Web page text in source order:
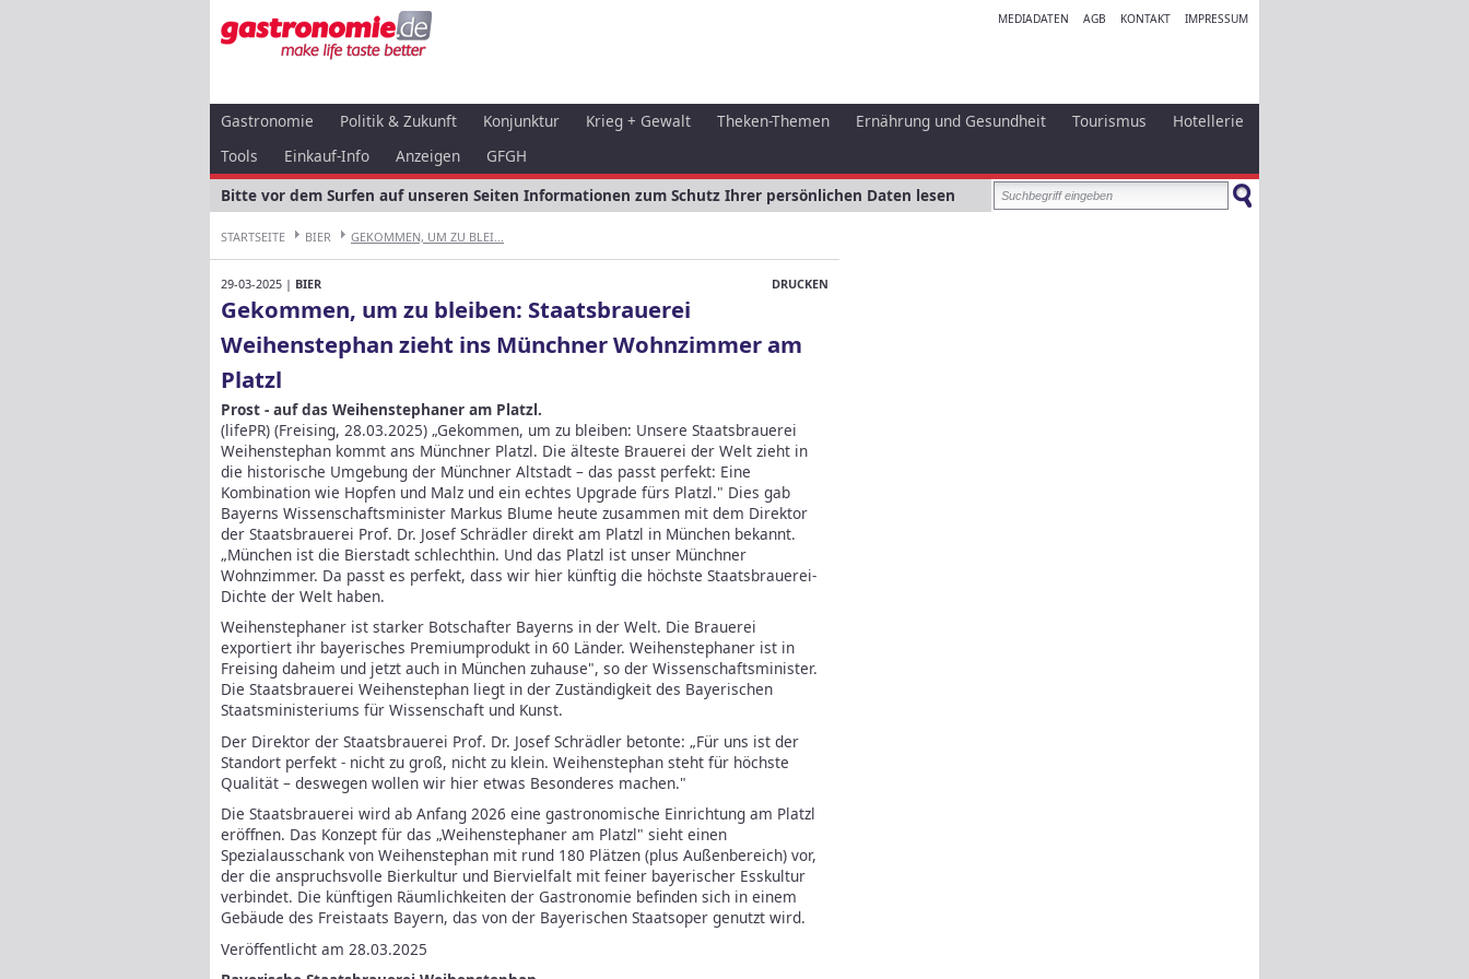
MEDIADATEN AGB KONTAKT IMPRESSUM
Gastronomie Politik & Zukunft Konjunktur Krieg + Gewalt Theken-Themen Ernährung und Gesundheit Tourismus
Hotellerie
Tools
Einkauf-Info Anzeigen
GFGH
Bitte vor dem Surfen auf unseren Seiten Informationen zum Schutz Ihrer persönlichen Daten lesen
STARTSEITE BIER GEKOMMEN, UM ZU BLEI...
DRUCKEN
29-03-2025 | BIER
Gekommen, um zu bleiben: Staatsbrauerei
Weihenstephan zieht ins Münchner Wohnzimmer am
Platzl
Prost - auf das Weihenstephaner am Platzl.
(lifePR) (Freising, 28.03.2025) „Gekommen, um zu bleiben: Unsere Staatsbrauerei
Weihenstephan kommt ans Münchner Platzl. Die älteste Brauerei der Welt zieht in
die historische Umgebung der Münchner Altstadt – das passt perfekt: Eine
Kombination wie Hopfen und Malz und ein echtes Upgrade fürs Platzl." Dies gab
Bayerns Wissenschaftsminister Markus Blume heute zusammen mit dem Direktor
der Staatsbrauerei Prof. Dr. Josef Schrädler direkt am Platzl in München bekannt.
„München ist die Bierstadt schlechthin. Und das Platzl ist unser Münchner
Wohnzimmer. Da passt es perfekt, dass wir hier künftig die höchste Staatsbrauerei-
Dichte der Welt haben.
Weihenstephaner ist starker Botschafter Bayerns in der Welt. Die Brauerei
exportiert ihr bayerisches Premiumprodukt in 60 Länder. Weihenstephaner ist in
Freising daheim und jetzt auch in München zuhause", so der Wissenschaftsminister.
Die Staatsbrauerei Weihenstephan liegt in der Zuständigkeit des Bayerischen
Staatsministeriums für Wissenschaft und Kunst.
Der Direktor der Staatsbrauerei Prof. Dr. Josef Schrädler betonte: „Für uns ist der
Standort perfekt - nicht zu groß, nicht zu klein. Weihenstephan steht für höchste
Qualität – deswegen wollen wir hier etwas Besonderes machen."
Die Staatsbrauerei wird ab Anfang 2026 eine gastronomische Einrichtung am Platzl
eröffnen. Das Konzept für das „Weihenstephaner am Platzl" sieht einen
Spezialausschank von Weihenstephan mit rund 180 Plätzen (plus Außenbereich) vor,
der die anspruchsvolle Bierkultur und Biervielfalt mit feiner bayerischer Esskultur
verbindet. Die künftigen Räumlichkeiten der Gastronomie befinden sich in einem
Gebäude des Freistaats Bayern, das von der Bayerischen Staatsoper genutzt wird.
Veröffentlicht am 28.03.2025